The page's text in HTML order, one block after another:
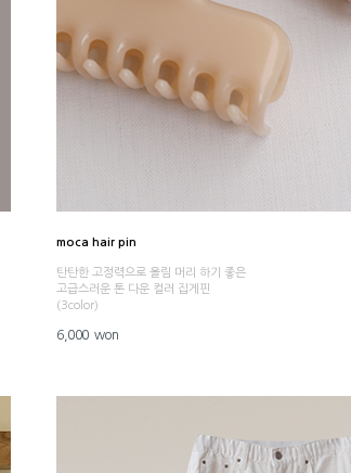
moca hair pin
탄탄한 고정력으로 올림 머리 하기 좋은
고급스러운 톤 다운 컬러 집게핀
(3color)
6,000 won